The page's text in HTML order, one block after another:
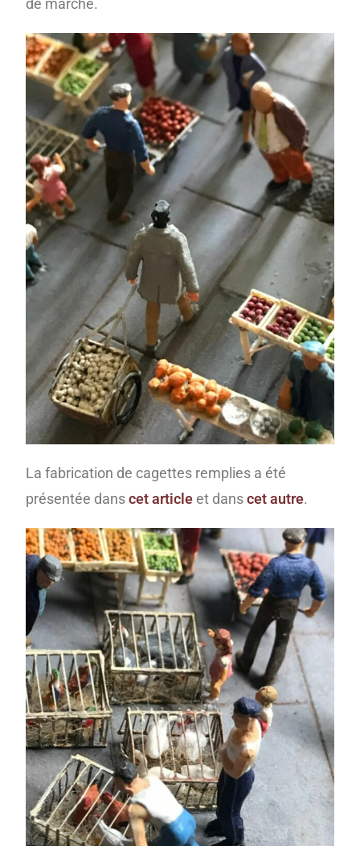
de marché.
La fabrication de cagettes remplies a été
présentée danscet article et danscet autre.